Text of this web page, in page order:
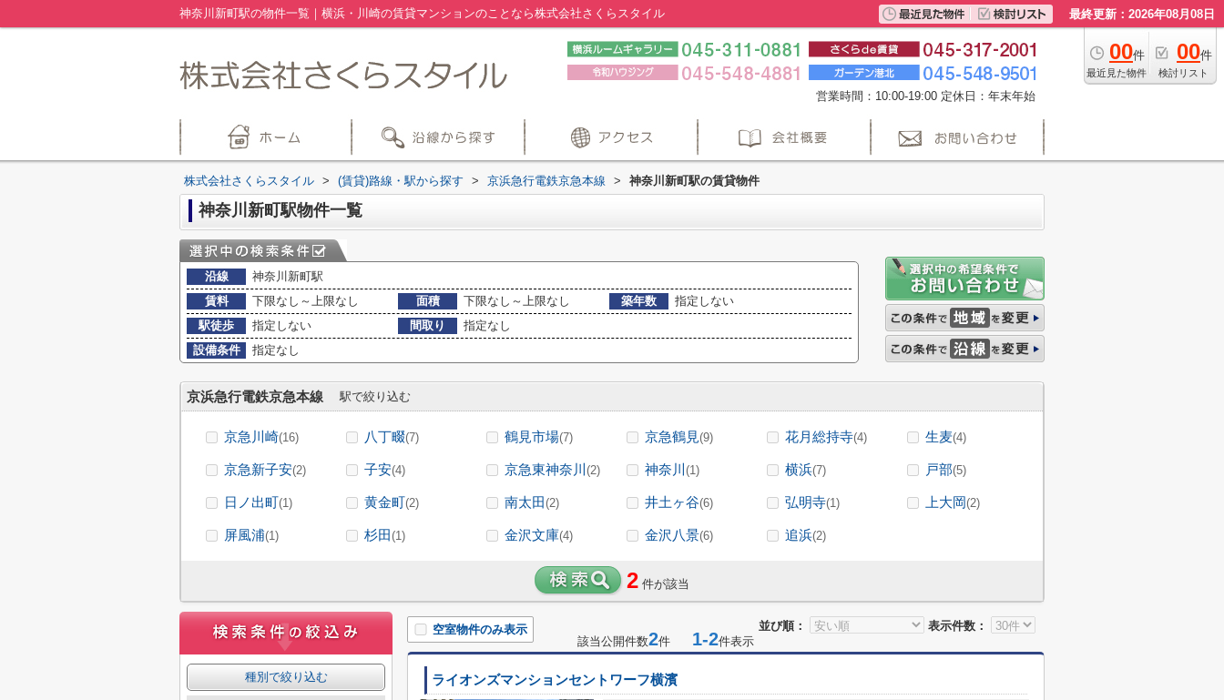
神奈川新町駅の物件一覧｜横浜・川崎の賃貸マンションのことなら株式会社さくらスタイル 最終更新：2026年08月08日
00件
最近見た物件
00件
検討リスト
営業時間：10:00-19:00 定休日：年末年始
株式会社さくらスタイル > (賃貸)路線・駅から探す > 京浜急行電鉄京急本線 > 神奈川新町駅の賃貸物件
神奈川新町駅物件一覧
沿線
神奈川新町駅
賃料
下限なし～上限なし 面積 下限なし～上限なし 築年数
指定しない
駅徒歩
指定しない 間取り
指定なし
設備条件
指定なし
京浜急行電鉄京急本線 駅で絞り込む
京急川崎(16) 八丁畷(7) 鶴見市場(7) 京急鶴見(9) 花月総持寺(4) 生麦(4)
京急新子安(2) 子安(4) 京急東神奈川 (2) 神奈川 (1) 横浜(7) 戸部(5)
日ノ出町(1) 黄金町(2) 南太田(2) 井土ヶ谷(6) 弘明寺(1) 上大岡(2)
屏風浦(1) 杉田(1) 金沢文庫(4) 金沢八景(6) 追浜(2)
2 件が該当
並び順： 表示件数：
空室物件のみ表示
該当公開件数2件 1-2件表示
ライオンズマンションセントワーフ横濱
種別で絞り込む